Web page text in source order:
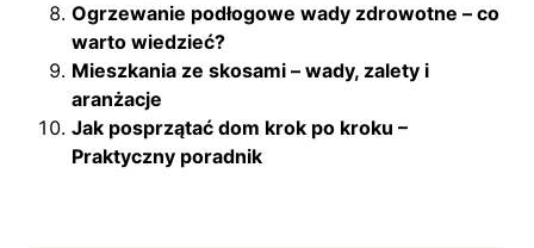
Ogrzewanie podłogowe wady zdrowotne – co
warto wiedzieć?
Mieszkania ze skosami – wady, zalety i
aranżacje
Jak posprzątać dom krok po kroku –
Praktyczny poradnik